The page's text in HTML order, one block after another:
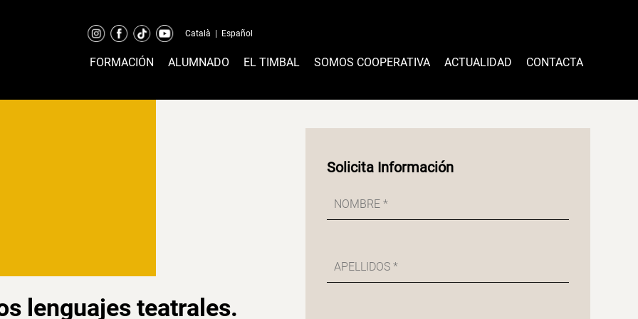
Català Español
FORMACIÓN ALUMNADO EL TIMBAL SOMOS COOPERATIVA ACTUALIDAD CONTACTA
lenguajes teatrales.
Solicita Información